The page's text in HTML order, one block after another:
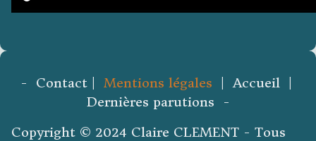
- Contact | Mentions légales | Accueil |
Dernières parutions -
Copyright © 2024 Claire CLEMENT - Tous